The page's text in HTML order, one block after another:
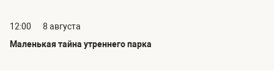
12:00
8 августа
Маленькая тайна утреннего парка